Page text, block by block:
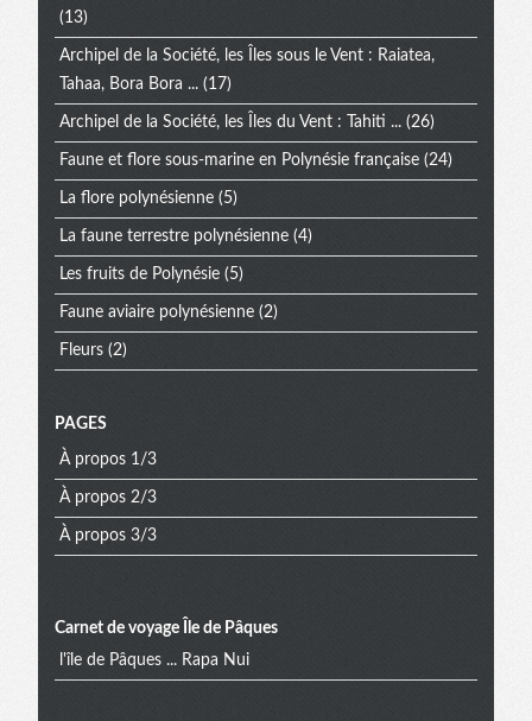
(13)
Archipel de la Société, les Îles sous le Vent : Raiatea,
Tahaa, Bora Bora ... (17)
Archipel de la Société, les Îles du Vent : Tahiti ... (26)
Faune et flore sous-marine en Polynésie française (24)
La flore polynésienne (5)
La faune terrestre polynésienne (4)
Les fruits de Polynésie (5)
Faune aviaire polynésienne (2)
Fleurs (2)
PAGES
À propos 1/3
À propos 2/3
À propos 3/3
Carnet de voyage Île de Pâques
l'île de Pâques ... Rapa Nui